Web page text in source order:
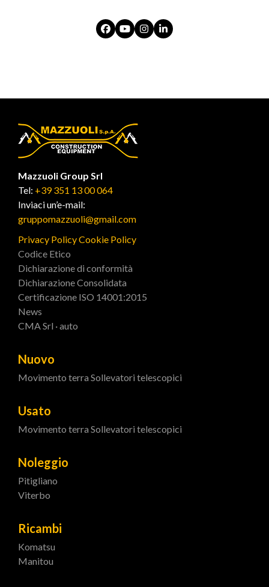
Facebook
YouTubeInstagram
LinkedIn
Mazzuoli Group Srl
Tel: +39 351 13 00 064
Inviaci un’e-mail:
gruppomazzuoli@gmail.com
Privacy PolicyCookie Policy
Codice Etico
Dichiarazione di conformità
Dichiarazione Consolidata
Certificazione ISO 14001:2015
News
CMA Srl · auto
Nuovo
Movimento terra Sollevatori telescopici
Usato
Movimento terra Sollevatori telescopici
Noleggio
Pitigliano
Viterbo
Ricambi
Komatsu
Manitou